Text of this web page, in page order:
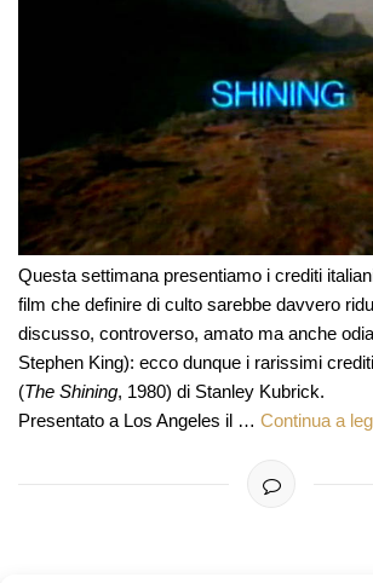
Questa settimana presentiamo i crediti
film che definire di culto sarebbe davvero
discusso, controverso, amato ma anche
Stephen King): ecco dunque i rarissimi
(The Shining, 1980) di Stanley Kubrick.
Presentato a Los Angeles il … Continua a